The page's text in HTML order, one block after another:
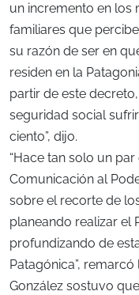
un incremento en los
familiares que
su razón de ser en
residen en la
partir de este
seguridad social
ciento”, dijo.
“Hace tan solo un
Comunicación al
sobre el recorte de
planeando realizar el
profundizando de
Patagónica”, remarcó
González sostuvo